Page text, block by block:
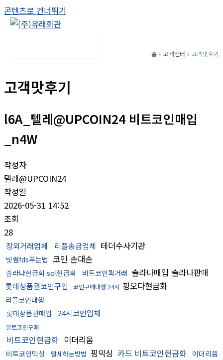
콘텐츠로 건너뛰기
홈 고객센터 고객맛후기
고객맛후기
l6A_텔레@UPCOIN24 비트코인매입
_n4W
작성자
텔레@UPCOIN24
작성일
2026-05-31 14:52
조회
28
장외거래업체 리플송금업체 테더수사기관
빗썸fds푸는법 코인 손대손
솔라나현금화 sol현금화 비트코인퀵거래 솔라나매입 솔라나판매
롯데상품권코인구입 코인구매대행 24시 핑오다현금화
리플코인대행
롯데상품권매입
24시코인업체
알트코인구매
비트코인현금화 이더리움
비트코인믹싱 탈세하는방법 핑믹싱 카드 비트코인현금화 이더리움